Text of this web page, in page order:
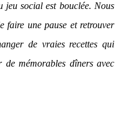
jeu social est bouclée. Nous
faire une pause et retrouver
de vraies recettes qui
de mémorables dîners avec